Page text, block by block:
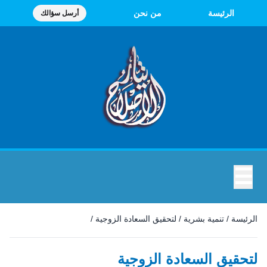
الرئيسة من نحن أرسل سؤالك
الرئيسة / تنمية بشرية / لتحقيق السعادة الزوجية /
لتحقيق السعادة الزوجية